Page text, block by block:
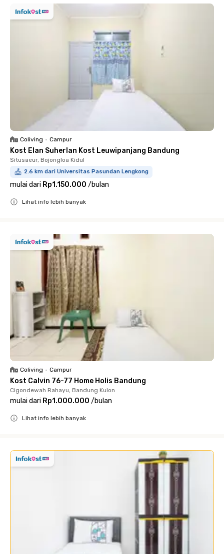
Coliving • Campur
Kost Elan Suherlan Kost Leuwipanjang Bandung
Situsaeur, Bojongloa Kidul
2.6 km dari Universitas Pasundan Lengkong
mulai dari Rp1.150.000 /bulan
Lihat info lebih banyak
Coliving • Campur
Kost Calvin 76-77 Home Holis Bandung
Cigondewah Rahayu, Bandung Kulon
mulai dari Rp1.000.000 /bulan
Lihat info lebih banyak